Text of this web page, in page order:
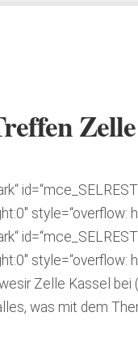
style=“overflow:
style=“overflow:
Zelle Kassel
was mit dem